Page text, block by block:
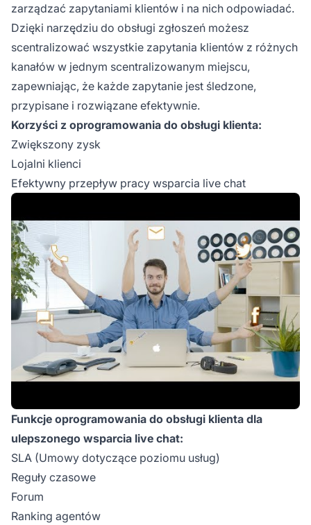
zarządzać zapytaniami klientów i na nich odpowiadać.
Dzięki narzędziu do obsługi zgłoszeń możesz
scentralizować wszystkie zapytania klientów z różnych
kanałów w jednym scentralizowanym miejscu,
zapewniając, że każde zapytanie jest śledzone,
przypisane i rozwiązane efektywnie.
Korzyści z oprogramowania do obsługi klienta:
Zwiększony zysk
Lojalni klienci
Efektywny przepływ pracy wsparcia live chat
Funkcje oprogramowania do obsługi klienta dla
ulepszonego wsparcia live chat:
SLA (Umowy dotyczące poziomu usług)
Reguły czasowe
Forum
Ranking agentów